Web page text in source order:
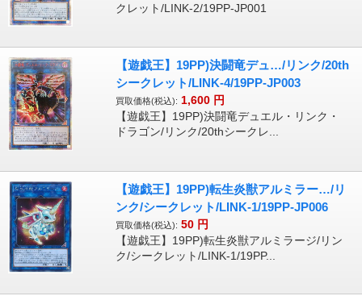
クレット/LINK-2/19PP-JP001
【遊戯王】19PP)決闘竜デュ…/リンク/20th
シークレット/LINK-4/19PP-JP003
買取価格(税込): 1,600 円
【遊戯王】19PP)決闘竜デュエル・リンク・
ドラゴン/リンク/20thシークレ...
【遊戯王】19PP)転生炎獣アルミラー…/リ
ンク/シークレット/LINK-1/19PP-JP006
買取価格(税込): 50 円
【遊戯王】19PP)転生炎獣アルミラージ/リン
ク/シークレット/LINK-1/19PP...